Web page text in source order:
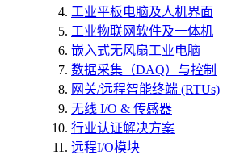
工业平板电脑及人机界面
工业物联网软件及一体机
嵌入式无风扇工业电脑
数据采集（DAQ）与控制
网关/远程智能终端 (RTUs)
无线 I/O & 传感器
行业认证解决方案
远程I/O模块